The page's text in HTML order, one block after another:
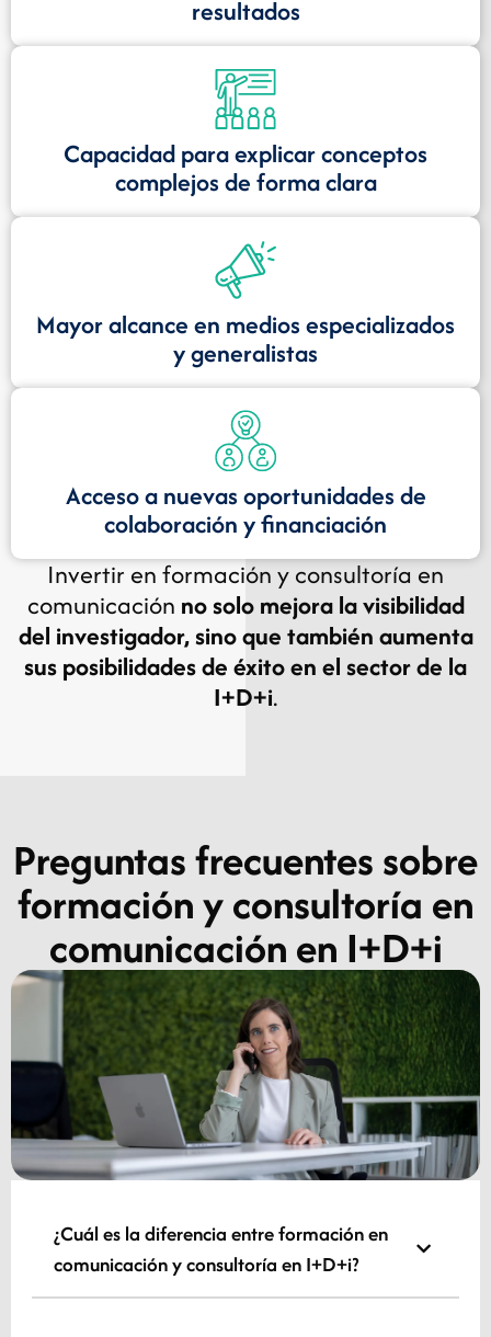
resultados
Capacidad para explicar conceptos
complejos de forma clara
Mayor alcance en medios especializados
y generalistas
Acceso a nuevas oportunidades de
colaboración y financiación
Invertir en formación y consultoría en
comunicación no solo mejora la visibilidad
del investigador, sino que también aumenta
sus posibilidades de éxito en el sector de la
I+D+i.
Preguntas frecuentes sobre
formación y consultoría en
comunicación en I+D+i
¿Cuál es la diferencia entre formación en
comunicación y consultoría en I+D+i?